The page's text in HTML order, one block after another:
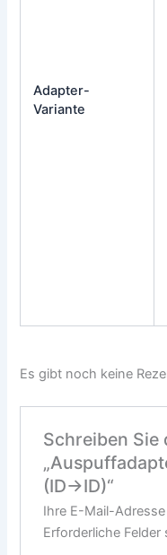
Adapter-
Variante
Es gibt noch keine
Schreiben Sie
(ID→ID)“
Ihre E-Mail-
Erforderliche Felder